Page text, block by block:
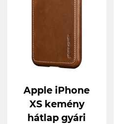
Apple iPhone
XS kemény
hátlap gyári